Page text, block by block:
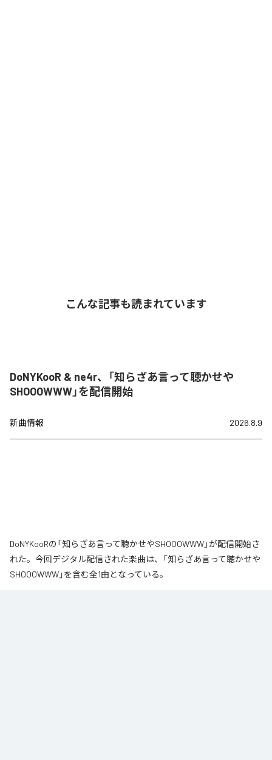
こんな記事も読まれています
DoNYKooR & ne4r、「知らざあ言って聴かせや
SHOOOWWW」を配信開始
新曲情報 2026.8.9
DoNYKooRの「知らざあ言って聴かせやSHOOOWWW」が配信開始さ
れた。今回デジタル配信された楽曲は、「知らざあ言って聴かせや
SHOOOWWW」を含む全1曲となっている。